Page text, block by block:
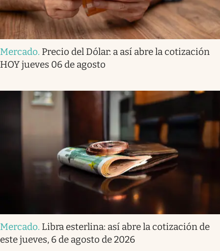
Mercado. Precio del Dólar: a así abre la cotización
HOY jueves 06 de agosto
Mercado. Libra esterlina: así abre la cotización de
este jueves, 6 de agosto de 2026